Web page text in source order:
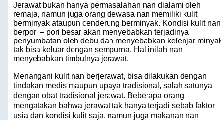
Jerawat bukan hanya permasalahan nan dialami oleh
remaja, namun juga orang dewasa nan memiliki kulit
berminyak ataupun cenderung berminyak. Kondisi kulit nan
berpori – pori besar akan menyebabkan terjadinya
penyumbatan oleh debu dan menyebabkan kelenjar
tak bisa keluar dengan sempurna. Hal inilah nan
menyebabkan timbulnya jerawat.
Menangani kulit nan berjerawat, bisa dilakukan dengan
tindakan medis maupun upaya tradisional, salah satunya
dengan obat tradisional jerawat. Beberapa orang
mengatakan bahwa jerawat tak hanya terjadi sebab faktor
usia dan kondisi kulit saja, namun juga makanan nan